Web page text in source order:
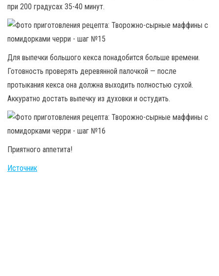
при 200 градусах 35-40 минут.
Для выпечки большого кекса понадобится больше времени.
Готовность проверять деревянной палочкой — после
протыкания кекса она должна выходить полностью сухой.
Аккуратно достать выпечку из духовки и остудить.
Приятного аппетита!
Источник